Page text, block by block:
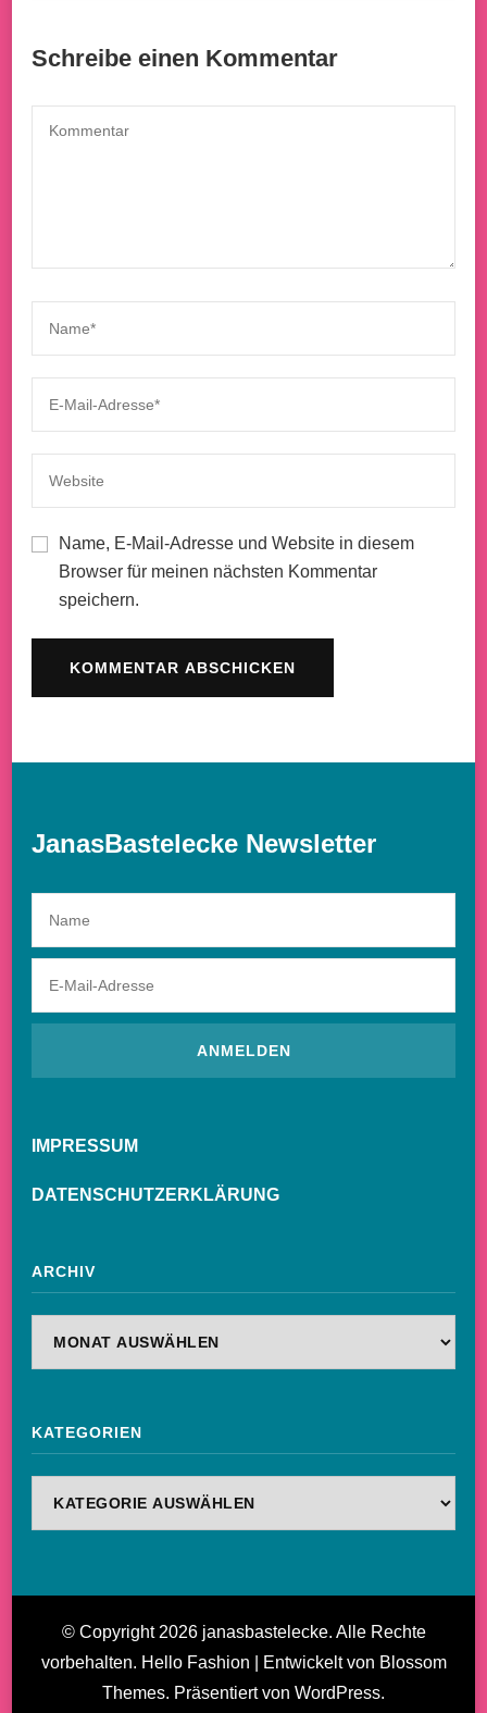
Schreibe einen Kommentar
Name, E-Mail-Adresse und Website in diesem
Browser für meinen nächsten Kommentar
speichern.
JanasBastelecke Newsletter
IMPRESSUM
DATENSCHUTZERKLÄRUNG
ARCHIV
KATEGORIEN
© Copyright 2026 janasbastelecke. Alle Rechte
vorbehalten. Hello Fashion | Entwickelt von Blossom
Themes. Präsentiert von WordPress.